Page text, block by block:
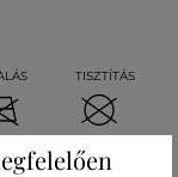
TISZTÍTÁS